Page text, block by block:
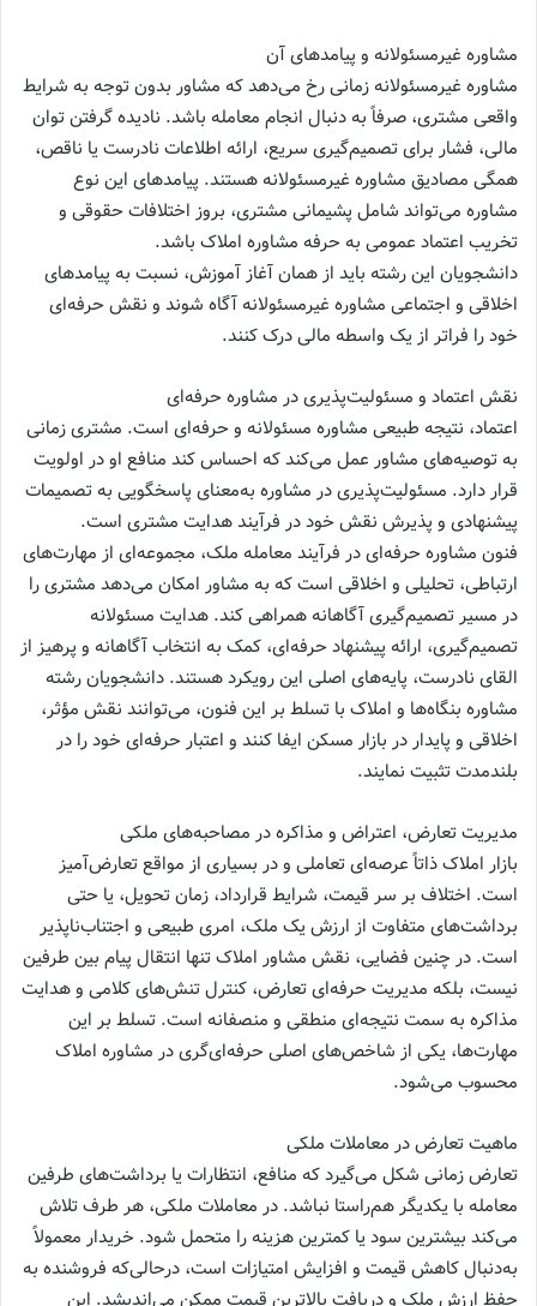
مشاوره غیرمسئولانه و پیامدهای آن
مشاوره غیرمسئولانه زمانی رخ می‌دهد که مشاور بدون توجه به شرایط
واقعی مشتری، صرفاً به دنبال انجام معامله باشد. نادیده گرفتن توان
مالی، فشار برای تصمیم‌گیری سریع، ارائه اطلاعات نادرست یا ناقص،
همگی مصادیق مشاوره غیرمسئولانه هستند. پیامدهای این نوع
مشاوره می‌تواند شامل پشیمانی مشتری، بروز اختلافات حقوقی و
تخریب اعتماد عمومی به حرفه مشاوره املاک باشد.
دانشجویان این رشته باید از همان آغاز آموزش، نسبت به پیامدهای
اخلاقی و اجتماعی مشاوره غیرمسئولانه آگاه شوند و نقش حرفه‌ای
خود را فراتر از یک واسطه مالی درک کنند.
نقش اعتماد و مسئولیت‌پذیری در مشاوره حرفه‌ای
اعتماد، نتیجه طبیعی مشاوره مسئولانه و حرفه‌ای است. مشتری زمانی
به توصیه‌های مشاور عمل می‌کند که احساس کند منافع او در اولویت
قرار دارد. مسئولیت‌پذیری در مشاوره به‌معنای پاسخگویی به تصمیمات
پیشنهادی و پذیرش نقش خود در فرآیند هدایت مشتری است.
فنون مشاوره حرفه‌ای در فرآیند معامله ملک، مجموعه‌ای از مهارت‌های
ارتباطی، تحلیلی و اخلاقی است که به مشاور امکان می‌دهد مشتری را
در مسیر تصمیم‌گیری آگاهانه همراهی کند. هدایت مسئولانه
تصمیم‌گیری، ارائه پیشنهاد حرفه‌ای، کمک به انتخاب آگاهانه و پرهیز از
القای نادرست، پایه‌های اصلی این رویکرد هستند. دانشجویان رشته
مشاوره بنگاه‌ها و املاک با تسلط بر این فنون، می‌توانند نقش مؤثر،
اخلاقی و پایدار در بازار مسکن ایفا کنند و اعتبار حرفه‌ای خود را در
بلندمدت تثبیت نمایند.
مدیریت تعارض، اعتراض و مذاکره در مصاحبه‌های ملکی
بازار املاک ذاتاً عرصه‌ای تعاملی و در بسیاری از مواقع تعارض‌آمیز
است. اختلاف بر سر قیمت، شرایط قرارداد، زمان تحویل، یا حتی
برداشت‌های متفاوت از ارزش یک ملک، امری طبیعی و اجتناب‌ناپذیر
است. در چنین فضایی، نقش مشاور املاک تنها انتقال پیام بین طرفین
نیست، بلکه مدیریت حرفه‌ای تعارض، کنترل تنش‌های کلامی و هدایت
مذاکره به سمت نتیجه‌ای منطقی و منصفانه است. تسلط بر این
مهارت‌ها، یکی از شاخص‌های اصلی حرفه‌ای‌گری در مشاوره املاک
محسوب می‌شود.
ماهیت تعارض در معاملات ملکی
تعارض زمانی شکل می‌گیرد که منافع، انتظارات یا برداشت‌های طرفین
معامله با یکدیگر هم‌راستا نباشد. در معاملات ملکی، هر طرف تلاش
می‌کند بیشترین سود یا کمترین هزینه را متحمل شود. خریدار معمولاً
به‌دنبال کاهش قیمت و افزایش امتیازات است، درحالی‌که فروشنده به
حفظ ارزش ملک و دریافت بالاترین قیمت ممکن می‌اندیشد. این